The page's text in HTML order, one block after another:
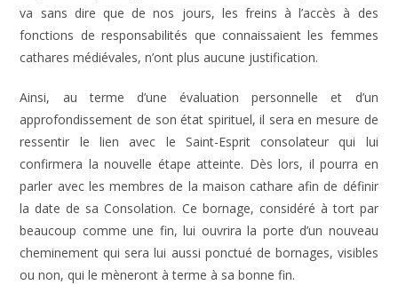
va sans dire que de nos jours, les freins à l’accès à des
fonctions de responsabilités que connaissaient les femmes
cathares médiévales, n’ont plus aucune justification.
Ainsi, au terme d’une évaluation personnelle et d’un
approfondissement de son état spirituel, il sera en mesure de
ressentir le lien avec le Saint-Esprit consolateur qui lui
confirmera la nouvelle étape atteinte. Dès lors, il pourra en
parler avec les membres de la maison cathare afin de définir
la date de sa Consolation. Ce bornage, considéré à tort par
beaucoup comme une fin, lui ouvrira la porte d’un nouveau
cheminement qui sera lui aussi ponctué de bornages, visibles
ou non, qui le mèneront à terme à sa bonne fin.